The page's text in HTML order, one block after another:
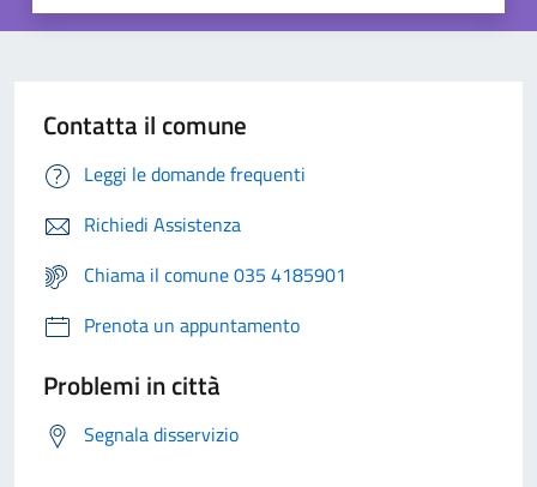
Contatta il comune
Leggi le domande frequenti
Richiedi Assistenza
Chiama il comune 035 4185901
Prenota un appuntamento
Problemi in città
Segnala disservizio